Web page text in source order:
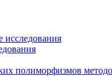
полиморфизмов